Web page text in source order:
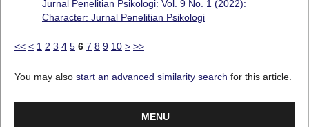
Jurnal Penelitian Psikologi: Vol. 9 No. 1 (2022):
Character: Jurnal Penelitian Psikologi
<< < 1 2 3 4 5 6 7 8 9 10 > >>
You may also start an advanced similarity search for this article.
MENU